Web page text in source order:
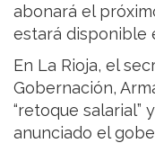
abonará el
estará disponible
En La Rioja, el
Gobernación,
“retoque salarial”
anunciado el